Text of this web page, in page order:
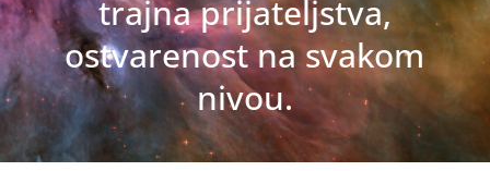
trajna prijateljstva,
ostvarenost na svakom
nivou.